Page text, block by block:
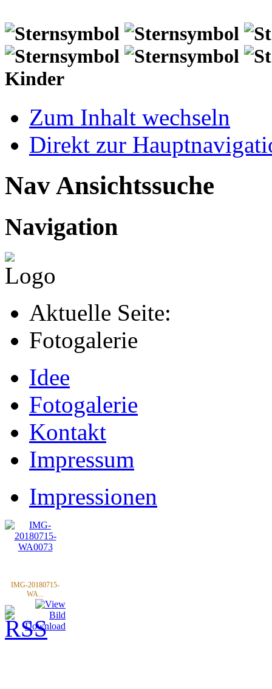
Kinder
Zum Inhalt wechseln
Direkt zur
Nav Ansichtssuche
Navigation
Aktuelle Seite:
Fotogalerie
Idee
Fotogalerie
Kontakt
Impressum
Impressionen
IMG-20180715-
WA...